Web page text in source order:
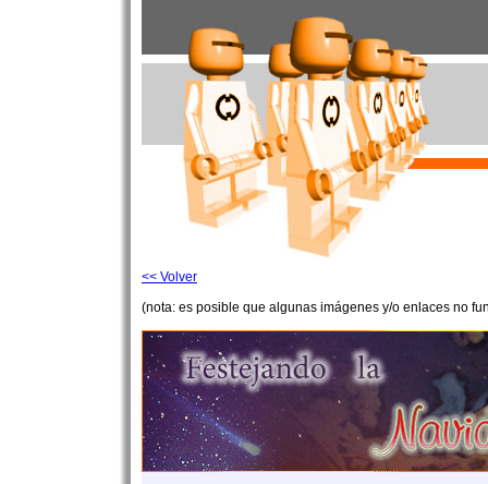
<< Volver
(nota: es posible que algunas imágenes y/o enlaces no